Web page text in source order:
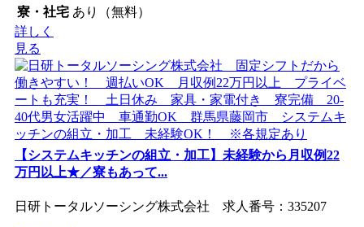
寮・社宅 あり（無料）
詳しく
見る
【システムキッチンの組立・加工】未経験から月収例22
万円以上★／寮もあって...
日研トータルソーシング株式会社 求人番号：335207